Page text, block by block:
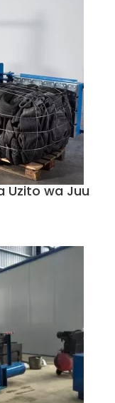
Uzito wa Juu